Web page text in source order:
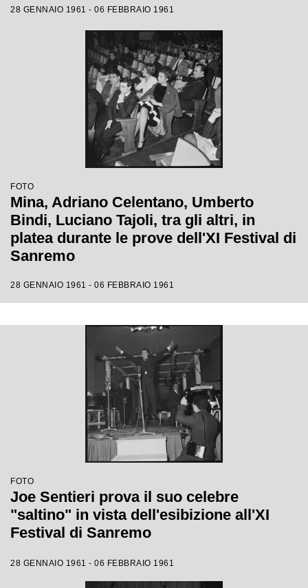
28 GENNAIO 1961 - 06 FEBBRAIO 1961
FOTO
Mina, Adriano Celentano, Umberto
Bindi, Luciano Tajoli, tra gli altri, in
platea durante le prove dell'XI Festival di
Sanremo
28 GENNAIO 1961 - 06 FEBBRAIO 1961
FOTO
Joe Sentieri prova il suo celebre
"saltino" in vista dell'esibizione all'XI
Festival di Sanremo
28 GENNAIO 1961 - 06 FEBBRAIO 1961